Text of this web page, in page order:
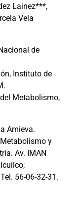
Lainez***,
Vela
de
Instituto de
Metabolismo,
Amieva.
y
Av. IMAN
56-06-32-31.